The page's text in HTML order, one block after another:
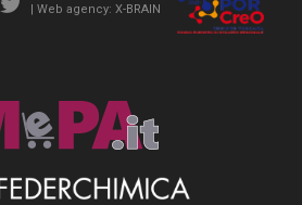
| Web agency: X-BRAIN